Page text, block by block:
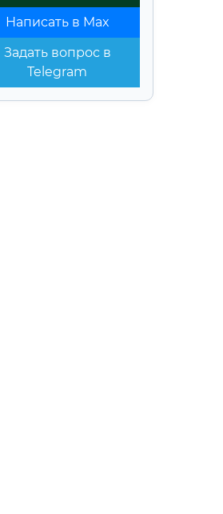
Написать в Max
Задать вопрос в
Telegram